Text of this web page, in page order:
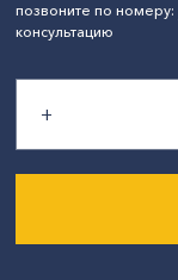
позвоните по номеру:
консультацию